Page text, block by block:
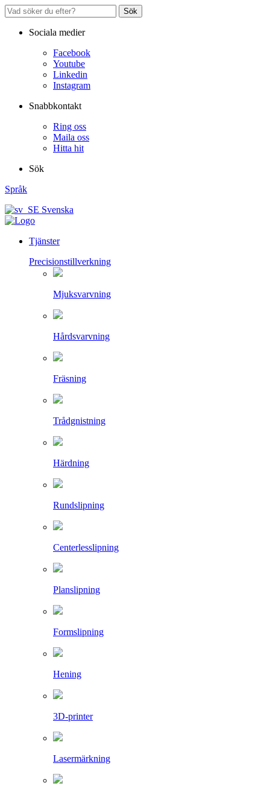
Sök
Sociala medier
Facebook
Youtube
Linkedin
Instagram
Snabbkontakt
Ring oss
Maila oss
Hitta hit
Sök
Språk
Svenska
Tjänster
Precisionstillverkning
Mjuksvarvning
Hårdsvarvning
Fräsning
Trådgnistning
Härdning
Rundslipning
Centerles­slipning
Planslipning
Formslipning
Hening
3D-printer
Lasermärkning